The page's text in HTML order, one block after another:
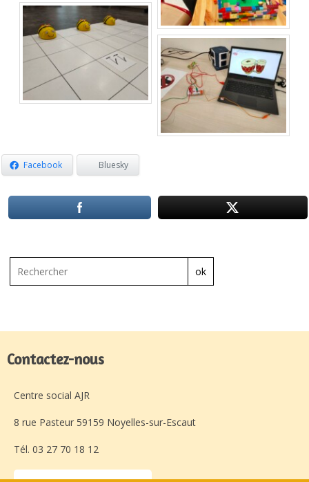
Facebook Bluesky
ok
Contactez-nous
Centre social AJR
8 rue Pasteur 59159 Noyelles-sur-Escaut
Tél. 03 27 70 18 12